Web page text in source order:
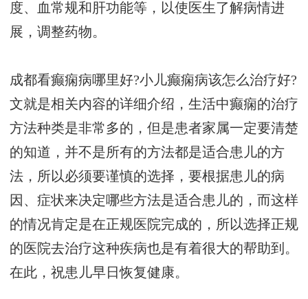
度、血常规和肝功能等，以使医生了解病情进
展，调整药物。
成都看癫痫病哪里好?小儿癫痫病该怎么治疗好?
文就是相关内容的详细介绍，生活中癫痫的治疗
方法种类是非常多的，但是患者家属一定要清楚
的知道，并不是所有的方法都是适合患儿的方
法，所以必须要谨慎的选择，要根据患儿的病
因、症状来决定哪些方法是适合患儿的，而这样
的情况肯定是在正规医院完成的，所以选择正规
的医院去治疗这种疾病也是有着很大的帮助到。
在此，祝患儿早日恢复健康。